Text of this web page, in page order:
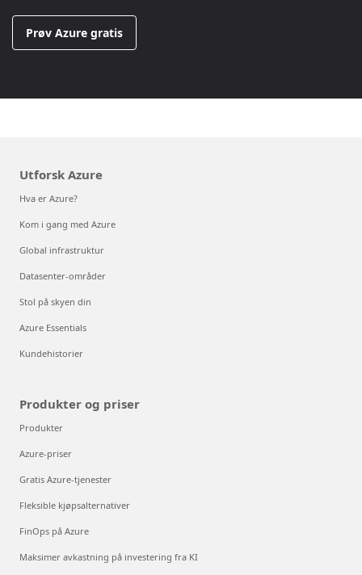
Prøv Azure gratis
Utforsk Azure
Hva er Azure?
Kom i gang med Azure
Global infrastruktur
Datasenter-områder
Stol på skyen din
Azure Essentials
Kundehistorier
Produkter og priser
Produkter
Azure-priser
Gratis Azure-tjenester
Fleksible kjøpsalternativer
FinOps på Azure
Maksimer avkastning på investering fra KI